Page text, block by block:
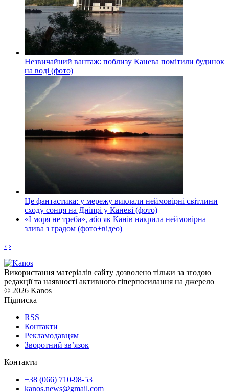
Незвичайний вантаж: поблизу Канева помітили будинок
на воді (фото)
Це фантастика: у мережу виклали неймовірні світлини
сходу сонця на Дніпрі у Каневі (фото)
«І моря не треба», або як Канів накрила неймовірна
злива з градом (фото+відео)
‹ ›
Використання матеріалів сайту дозволено тільки за згодою
редакції та наявності активного гіперпосилання на джерело
© 2026 Kanos
Підписка
RSS
Контакти
Рекламодавцям
Зворотний зв’язок
Контакти
+38 (066) 710-98-53
kanos.news@gmail.com